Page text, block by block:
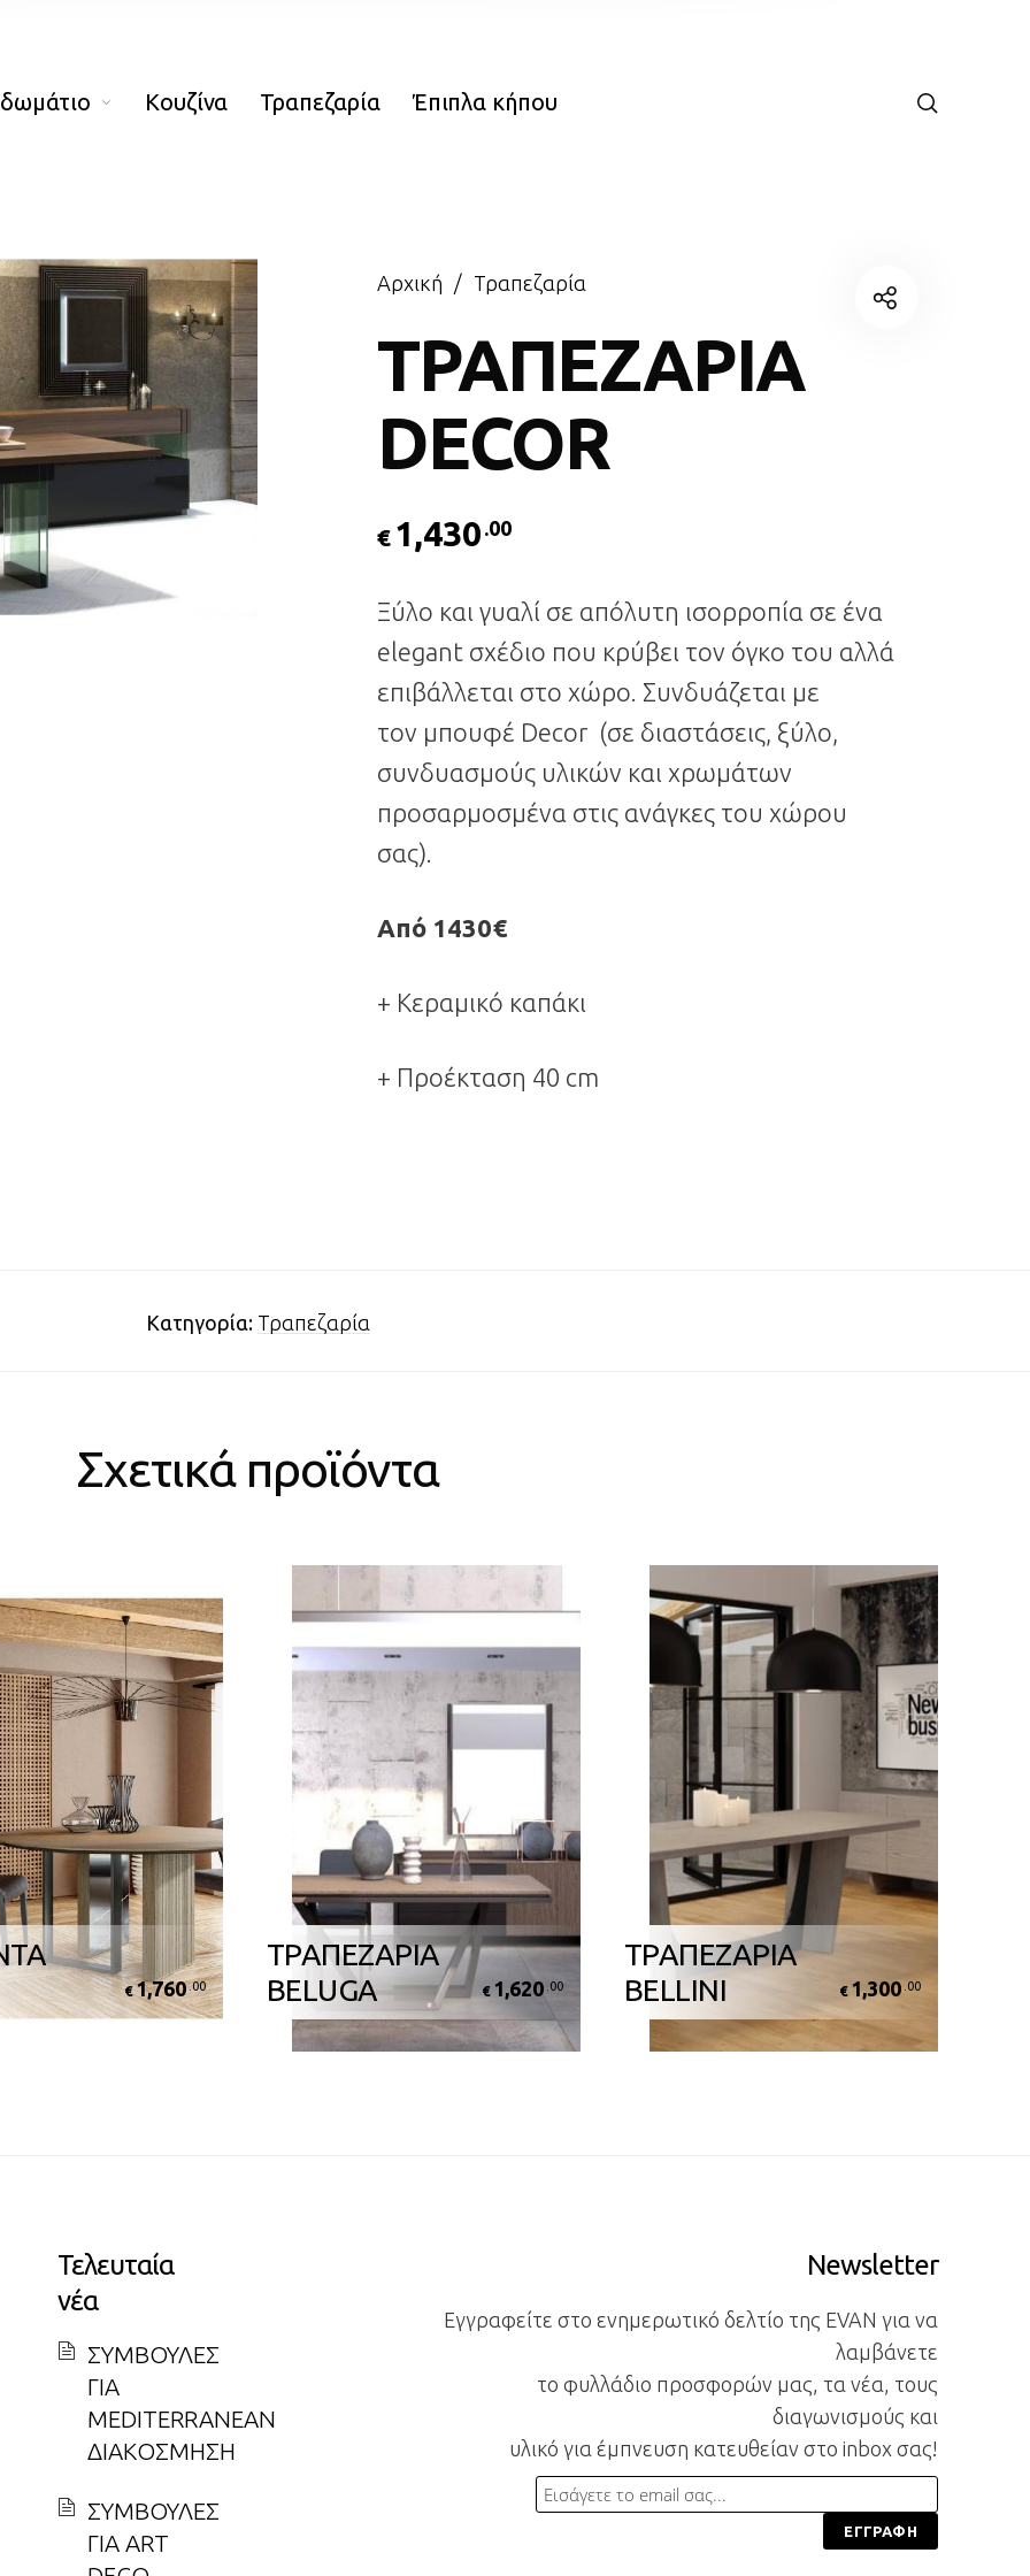
Κουζίνα Τραπεζαρία Έπιπλα κήπου
Αρχική / Τραπεζαρία
ΤΡΑΠΕΖΑΡΙΑ
DECOR
€ 1,430 .00
Ξύλο και γυαλί σε απόλυτη ισορροπία σε ένα
elegant σχέδιο που κρύβει τον όγκο του αλλά
επιβάλλεται στο χώρο. Συνδυάζεται με
τον μπουφέ Decor (σε διαστάσεις, ξύλο,
συνδυασμούς υλικών και χρωμάτων
προσαρμοσμένα στις ανάγκες του χώρου
σας).
Από 1430€
+ Κεραμικό καπάκι
+ Προέκταση 40 cm
Κατηγορία: Τραπεζαρία
Σχετικά προϊόντα
€ 1,760.00
ΤΡΑΠΕΖΑΡΙΑ
BELUGA
€ 1,620 .00
ΤΡΑΠΕΖΑΡΙΑ
BELLINI
€ 1,300 .00
Τελευταία
νέα
ΣΥΜΒΟΥΛΕΣ
ΓΙΑ
MEDITERRANEAN
ΔΙΑΚΟΣΜΗΣΗ
ΣΥΜΒΟΥΛΕΣ
ΓΙΑ ART
Newsletter
Εγγραφείτε στο ενημερωτικό δελτίο της EVAN για να
λαμβάνετε
το φυλλάδιο προσφορών μας, τα νέα, τους
διαγωνισμούς και
υλικό για έμπνευση κατευθείαν στο inbox σας!